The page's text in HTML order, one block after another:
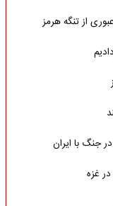
جنگ با ایران
غزه